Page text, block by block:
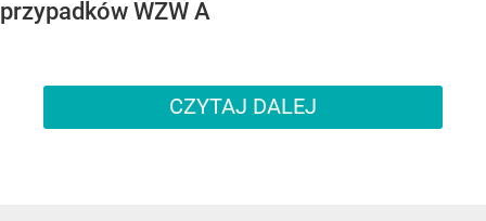
przypadków WZW A
CZYTAJ DALEJ